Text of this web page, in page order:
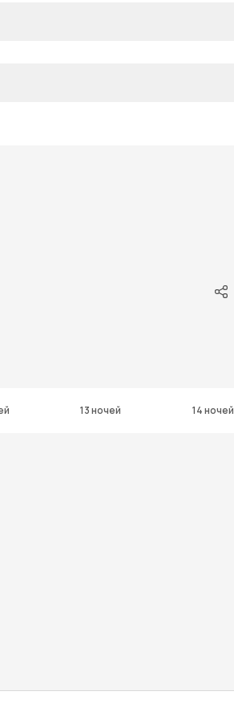
13 ночей 14 ночей